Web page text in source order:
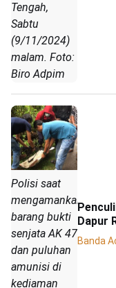
Tengah,
Sabtu
(9/11/2024)
malam. Foto:
Biro Adpim
Polisi saat
mengamankan
barang bukti
senjata AK 47
dan puluhan
amunisi di
kediaman
Dapur
Banda